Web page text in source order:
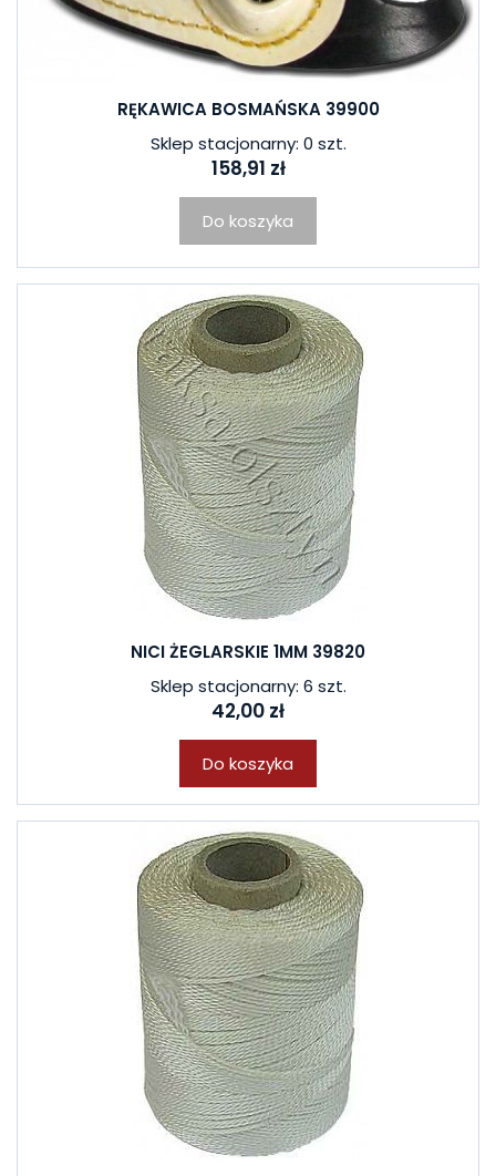
RĘKAWICA BOSMAŃSKA 39900
Sklep stacjonarny: 0 szt.
158,91 zł
Do koszyka
NICI ŻEGLARSKIE 1MM 39820
Sklep stacjonarny: 6 szt.
42,00 zł
Do koszyka